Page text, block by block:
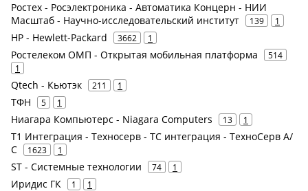
Ростех - Росэлектроника - Автоматика Концерн - НИИ
Масштаб - Научно-исследовательский институт
139 1
HP - Hewlett-Packard 3662 1
Ростелеком ОМП - Открытая мобильная платформа
514
1
Qtech - Кьютэк 211 1
ТФН 5 1
Ниагара Компьютерс - Niagara Computers 13 1
Т1 Интеграция - Техносерв - ТС интеграция - ТехноСерв А/
С
1623 1
ST - Системные технологии 74 1
Иридис ГК 1 1